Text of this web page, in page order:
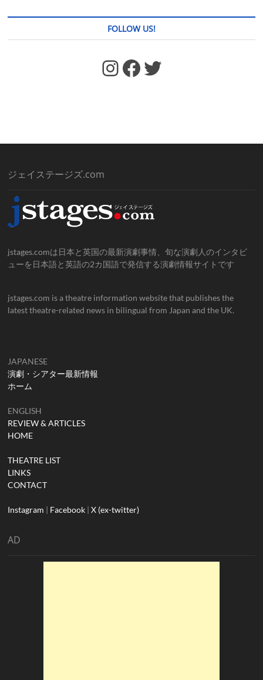
FOLLOW US!
https://www.facebook.com/jstages/ Facebook Twitter
ジェイステージズ.com
jstages.comは日本と英国の最新演劇事情、旬な演劇人のインタビ
ューを日本語と英語の2カ国語で発信する演劇情報サイトです
jstages.com is a theatre information website that publishes the
latest theatre-related news in bilingual from Japan and the UK.
JAPANESE
演劇・シアター最新情報
ホーム
ENGLISH
REVIEW & ARTICLES
HOME
THEATRE LIST
LINKS
CONTACT
Instagram | Facebook |X (ex-twitter)
AD